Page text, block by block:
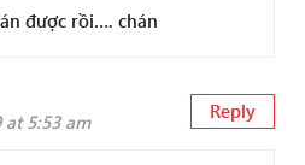
được rồi…. chán
at 5:53 am
Reply